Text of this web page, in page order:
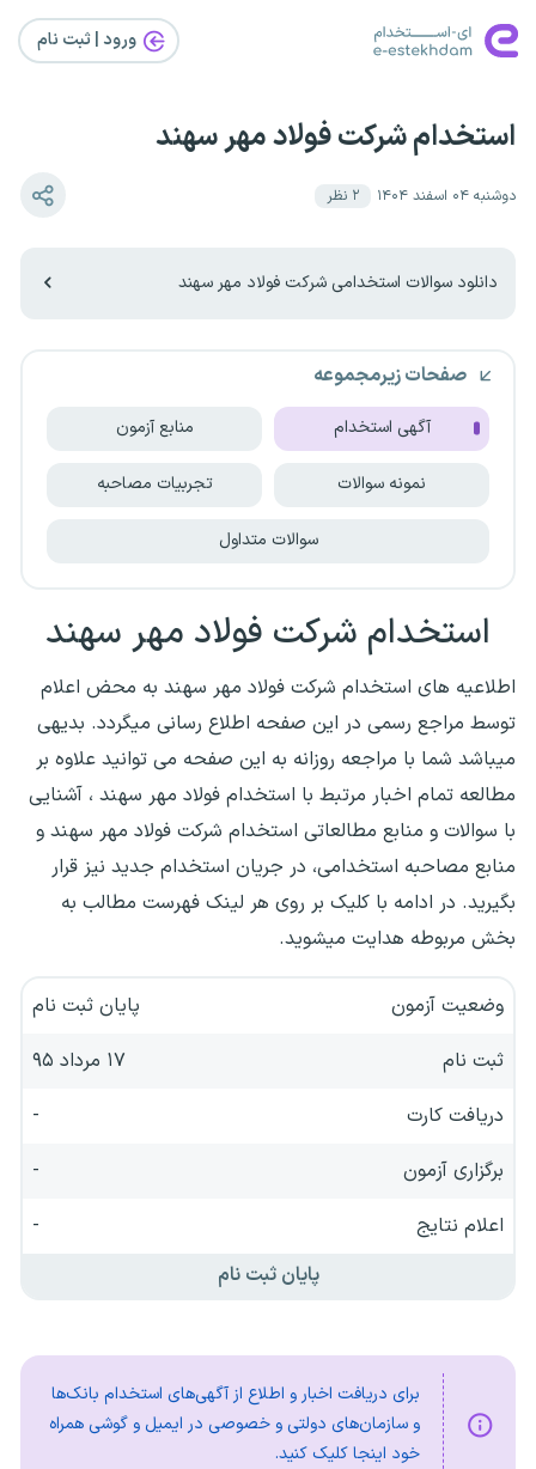
ورود | ثبت‌ نام
استخدام شرکت فولاد مهر سهند
دوشنبه ۰۴ اسفند ۱۴۰۴ ۲ نظر
دانلود سوالات استخدامی شرکت فولاد مهر سهند
صفحات زیرمجموعه
آگهی استخدام منابع آزمون
نمونه سوالات تجربیات مصاحبه
سوالات متداول
استخدام شرکت فولاد مهر سهند
اطلاعیه های استخدام‌ شرکت فولاد مهر سهند به محض اعلام
توسط مراجع رسمی در این صفحه اطلاع رسانی میگردد. بدیهی
میباشد شما با مراجعه روزانه به این صفحه می توانید علاوه بر
مطالعه تمام اخبار مرتبط با استخدام فولاد مهر سهند ، آشنایی
با سوالات و منابع مطالعاتی استخدام شرکت فولاد مهر سهند و
منابع مصاحبه استخدامی، در جریان استخدام جدید نیز قرار
بگیرید. در ادامه با کلیک بر روی هر لینک فهرست مطالب به
بخش مربوطه هدایت میشوید.
وضعیت آزمون
پایان ثبت نام
ثبت نام
۱۷ مرداد ۹۵
دریافت کارت
-
برگزاری آزمون
-
اعلام نتایج
-
پایان ثبت نام
برای دریافت اخبار و اطلاع از آگهی‌های استخدام بانک‌ها
و سازمان‌های دولتی و خصوصی در ایمیل و گوشی همراه
خود اینجا کلیک کنید.